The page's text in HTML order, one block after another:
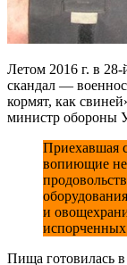
Летом 2016 г. в
скандал —
кормят, как
министр обороны
Приехавшая
вопиющие
и
Пища готовилась